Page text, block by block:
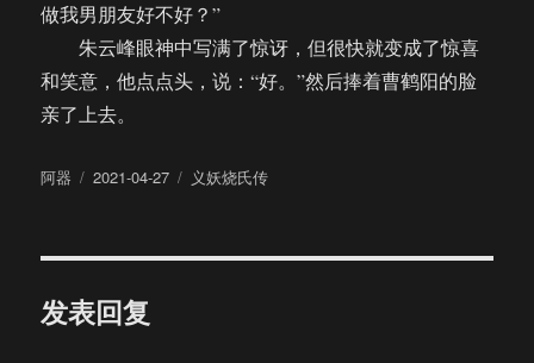
做我男朋友好不好？”
朱云峰眼神中写满了惊讶，但很快就变成了惊喜
和笑意，他点点头，说：“好。”然后捧着曹鹤阳的脸
亲了上去。
作
阿器
发
2021-04-27
分
义妖烧氏传
发表回复